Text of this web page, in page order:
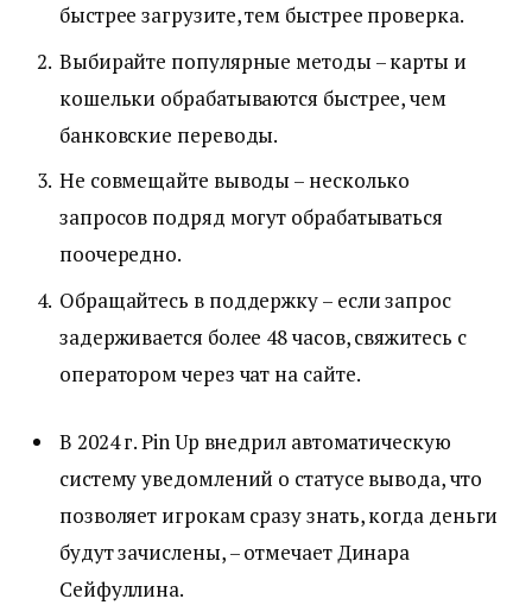
быстрее загрузите, тем быстрее проверка.
Выбирайте популярные методы – карты и
кошельки обрабатываются быстрее, чем
банковские переводы.
Не совмещайте выводы – несколько
запросов подряд могут обрабатываться
поочередно.
Обращайтесь в поддержку – если запрос
задерживается более 48 часов, свяжитесь с
оператором через чат на сайте.
В 2024 г. Pin Up внедрил автоматическую
систему уведомлений о статусе вывода, что
позволяет игрокам сразу знать, когда деньги
будут зачислены, – отмечает Динара
Сейфуллина.